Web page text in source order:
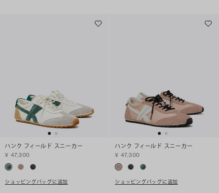
ハンク フィールド スニーカー
¥ 47,300
ショッピングバッグに追加
ハンク フィールド スニーカー
¥ 47,300
ショッピングバッグに追加